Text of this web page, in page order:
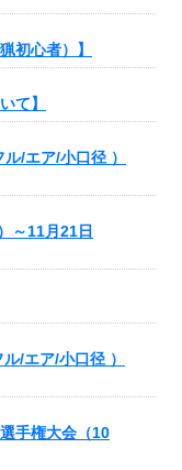
初心者）】
て】
/エア/小口径 ）
～11月21日
/エア/小口径 ）
手権大会（10